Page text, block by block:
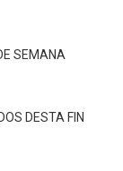
SEMANA
DESTA FIN